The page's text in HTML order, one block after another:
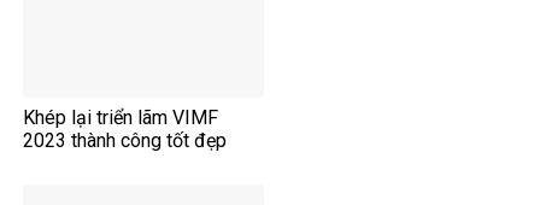
Khép lại triển lãm VIMF
2023 thành công tốt đẹp